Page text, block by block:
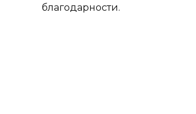
благодарности.